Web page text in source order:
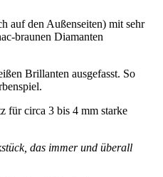
auf den Außenseiten) mit sehr
braunen Diamanten
Brillanten ausgefasst. So
für circa 3 bis 4 mm starke
das immer und überall